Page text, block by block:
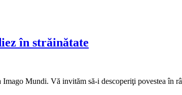
în străinătate
Mundi. Vă invităm să-i descoperiţi povestea în